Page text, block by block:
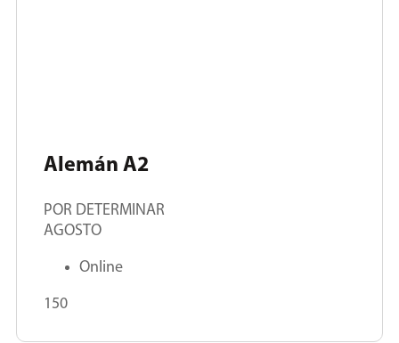
Alemán A2
POR DETERMINAR
AGOSTO
Online
150